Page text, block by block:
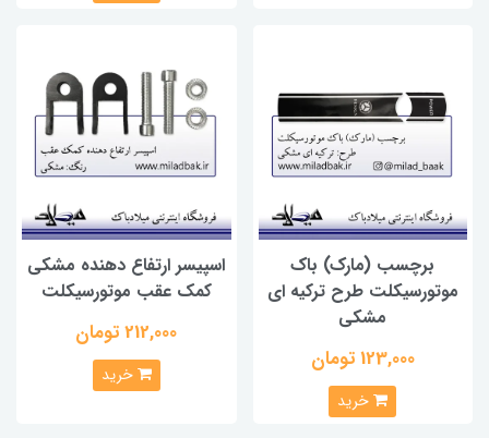
برچسب (مارک) باک
موتورسیکلت طرح ترکیه ای
مشکی
123,000 تومان
خرید
اسپیسر ارتفاع دهنده مشکی
کمک عقب موتورسیکلت
212,000 تومان
خرید